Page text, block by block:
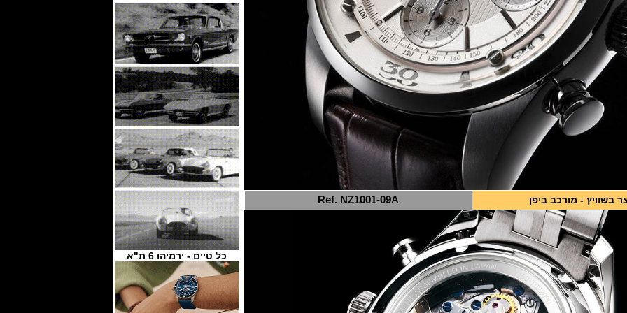
בשוויץ - מורכב ביפן Ref. NZ1001-09A
כל טיים - ירמיהו 6 ת"א